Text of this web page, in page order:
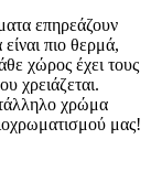
επηρεάζουν
πιο θερμά,
χώρος έχει τους
χρειάζεται.
χρώμα
μας!